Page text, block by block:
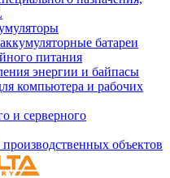
батареи
питания
энергии и байпасы
компьютера и рабочих
и серверного
объектов